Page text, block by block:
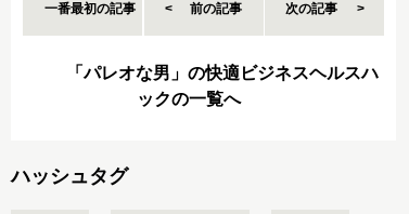
一番最初の記事 前の記事 次の記事
「パレオな男」の快適ビジネスヘルスハ
ックの一覧へ
ハッシュタグ